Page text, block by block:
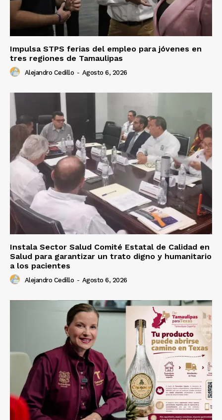
Impulsa STPS ferias del empleo para jóvenes en
tres regiones de Tamaulipas
Alejandro Cedillo - Agosto 6, 2026
Instala Sector Salud Comité Estatal de Calidad en
Salud para garantizar un trato digno y humanitario
a los pacientes
Alejandro Cedillo - Agosto 6, 2026